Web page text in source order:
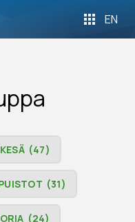
EN
KESÄ (47)
(31)
(24)